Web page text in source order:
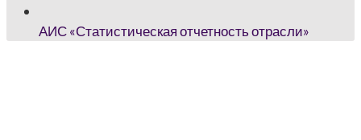
АИС «Статистическая отчетность отрасли»